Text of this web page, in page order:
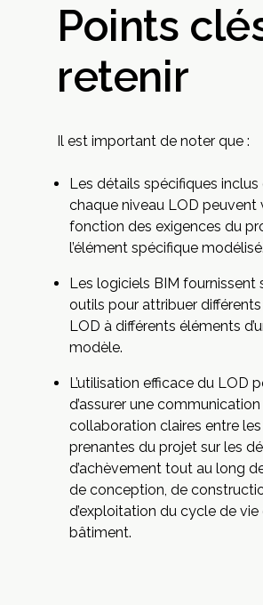
Points
retenir
Il est important de noter que :
Les détails spécifiques inclus
chaque niveau LOD peuvent
fonction des exigences du
l’élément spécifique modélisé.
Les logiciels BIM fournissent
outils pour attribuer
LOD à différents éléments
modèle.
L’utilisation efficace du LOD
d’assurer une
collaboration claires entre
prenantes du projet sur les
d’achèvement tout au long
de conception, de
d’exploitation du cycle de vie
bâtiment.